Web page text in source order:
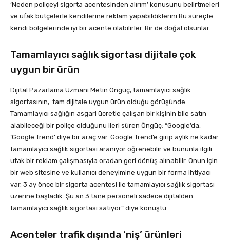
‘Neden poliçeyi sigorta acentesinden alırım’ konusunu belirtmeleri
ve ufak bütçelerle kendilerine reklam yapabildiklerini Bu süreçte
kendi bölgelerinde iyi bir acente olabilirler. Bir de doğal olsunlar.
Tamamlayıcı sağlık sigortası dijitale çok
uygun bir ürün
Dijital Pazarlama Uzmanı Metin Öngüç, tamamlayıcı sağlık
sigortasının, tam dijitale uygun ürün olduğu görüşünde.
Tamamlayıcı sağlığın asgari ücretle çalışan bir kişinin bile satın
alabileceği bir poliçe olduğunu ileri süren Öngüç; “Google’da,
‘Google Trend’ diye bir araç var. Google Trend’e girip aylık ne kadar
tamamlayıcı sağlık sigortası aranıyor öğrenebilir ve bununla ilgili
ufak bir reklam çalışmasıyla oradan geri dönüş alınabilir. Onun için
bir web sitesine ve kullanıcı deneyimine uygun bir forma ihtiyacı
var. 3 ay önce bir sigorta acentesi ile tamamlayıcı sağlık sigortası
üzerine başladık. Şu an 3 tane personeli sadece dijitalden
tamamlayıcı sağlık sigortası satıyor” diye konuştu.
Acenteler trafik dışında ‘niş’ ürünleri